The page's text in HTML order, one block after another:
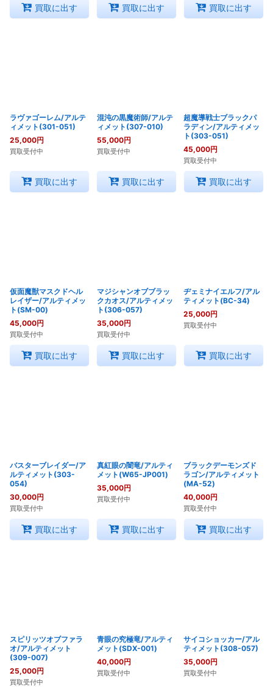
買取に出す 買取に出す 買取に出す
ラヴァゴーレム/アルテ
ィメット(301-051)
25,000円
買取受付中
買取に出す
混沌の黒魔術師/アルテ
ィメット(307-010)
55,000円
買取受付中
買取に出す
超魔導戦士ブラックパ
ラディン/アルティメッ
ト(303-051)
45,000円
買取受付中
買取に出す
仮面魔獣マスクドヘル
レイザー/アルティメッ
ト(SM-00)
45,000円
買取受付中
買取に出す
マジシャンオブブラッ
クカオス/アルティメッ
ト(306-057)
35,000円
買取受付中
買取に出す
ヂェミナイエルフ/アル
ティメット(BC-34)
25,000円
買取受付中
買取に出す
バスターブレイダー/ア
ルティメット(303-
054)
30,000円
買取受付中
買取に出す
真紅眼の闇竜/アルティ
メット(W65-JP001)
35,000円
買取受付中
買取に出す
ブラックデーモンズド
ラゴン/アルティメット
(MA-52)
40,000円
買取受付中
買取に出す
スピリッツオブファラ
オ/アルティメット
(309-007)
25,000円
買取受付中
青眼の究極竜/アルティ
メット(SDX-001)
40,000円
買取受付中
サイコショッカー/アル
ティメット(308-057)
35,000円
買取受付中